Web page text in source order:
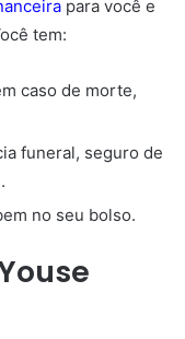
para você e
tem:
caso de morte,
funeral, seguro de
no seu bolso.